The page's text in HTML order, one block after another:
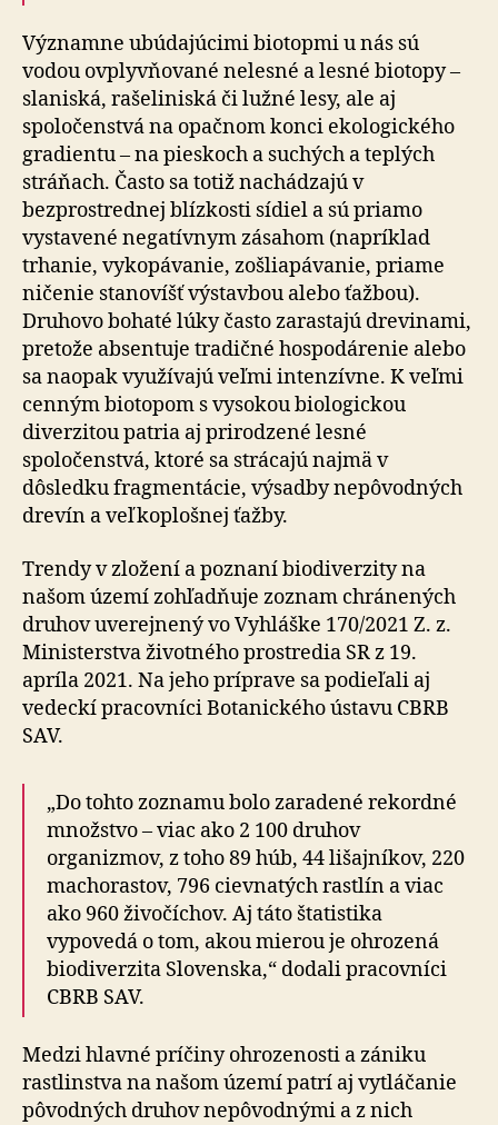
Významne ubúdajúcimi biotopmi u nás sú
vodou ovplyvňované nelesné a lesné biotopy –
slaniská, rašeliniská či lužné lesy, ale aj
spoločenstvá na opačnom konci ekologického
gradientu – na pieskoch a suchých a teplých
stráňach. Často sa totiž nachádzajú v
bezprostrednej blízkosti sídiel a sú priamo
vystavené negatívnym zásahom (napríklad
trhanie, vykopávanie, zošliapávanie, priame
ničenie stanovíšť výstavbou alebo ťažbou).
Druhovo bohaté lúky často zarastajú drevinami,
pretože absentuje tradičné hospodárenie alebo
sa naopak využívajú veľmi intenzívne. K veľmi
cenným biotopom s vysokou biologickou
diverzitou patria aj prirodzené lesné
spoločenstvá, ktoré sa strácajú najmä v
dôsledku fragmentácie, výsadby nepôvodných
drevín a veľkoplošnej ťažby.
Trendy v zložení a poznaní biodiverzity na
našom území zohľadňuje zoznam chránených
druhov uverejnený vo Vyhláške 170/2021 Z. z.
Ministerstva životného prostredia SR z 19.
apríla 2021. Na jeho príprave sa podieľali aj
vedeckí pracovníci Botanického ústavu CBRB
SAV.
„Do tohto zoznamu bolo zaradené rekordné
množstvo – viac ako 2 100 druhov
organizmov, z toho 89 húb, 44 lišajníkov, 220
machorastov, 796 cievnatých rastlín a viac
ako 960 živočíchov. Aj táto štatistika
vypovedá o tom, akou mierou je ohrozená
biodiverzita Slovenska,“ dodali pracovníci
CBRB SAV.
Medzi hlavné príčiny ohrozenosti a zániku
rastlinstva na našom území patrí aj vytláčanie
pôvodných druhov nepôvodnými a z nich